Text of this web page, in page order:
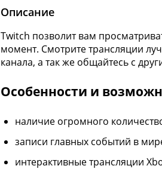
Описание
Twitch позволит вам
момент. Смотрите трансляции
канала, а так же общайтесь с
Особенности и
наличие огромного
записи главных событий в
интерактивные трансляции